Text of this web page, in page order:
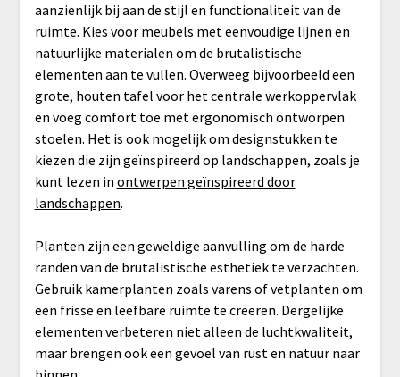
aanzienlijk bij aan de stijl en functionaliteit van de
ruimte. Kies voor meubels met eenvoudige lijnen en
natuurlijke materialen om de brutalistische
elementen aan te vullen. Overweeg bijvoorbeeld een
grote, houten tafel voor het centrale werkoppervlak
en voeg comfort toe met ergonomisch ontworpen
stoelen. Het is ook mogelijk om designstukken te
kiezen die zijn geïnspireerd op landschappen, zoals je
kunt lezen in ontwerpen geïnspireerd door
landschappen.
Planten zijn een geweldige aanvulling om de harde
randen van de brutalistische esthetiek te verzachten.
Gebruik kamerplanten zoals varens of vetplanten om
een frisse en leefbare ruimte te creëren. Dergelijke
elementen verbeteren niet alleen de luchtkwaliteit,
maar brengen ook een gevoel van rust en natuur naar